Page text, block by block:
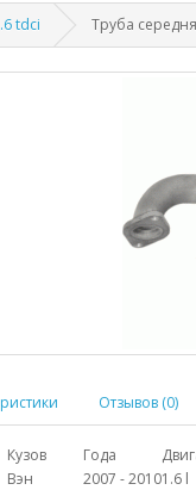
tdci Труба
Отзывов (0)
Кузов Года
Вэн 2007 - 20101.6 l